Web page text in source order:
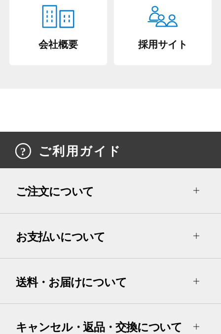
会社概要 採用サイト
ご利用ガイド
ご注文について
お支払いについて
送料・お届けについて
キャンセル・返品・交換について